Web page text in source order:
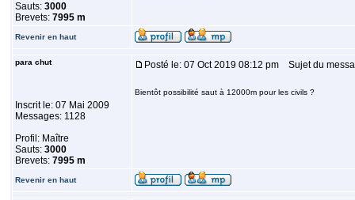
Sauts: 3000
Brevets: 7995 m
Revenir en haut
para chut
Inscrit le: 07 Mai 2009
Messages: 1128
Profil: Maître
Sauts: 3000
Brevets: 7995 m
Posté le: 07 Oct 2019 08:12 pm Sujet du
Bientôt possibilité saut à 12000m pour les civils ?
Revenir en haut